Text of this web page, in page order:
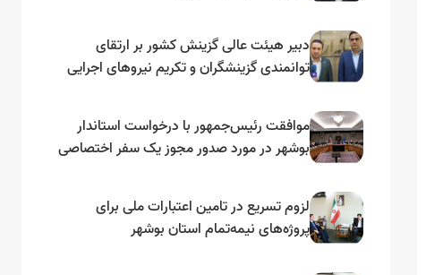
دبیر هیئت عالی گزینش کشور بر ارتقای
توانمندی گزینشگران و تکریم نیروهای اجرایی
موافقت رئیس‌جمهور با درخواست استاندار
بوشهر در مورد صدور مجوز یک سفر اختصاصی
لزوم تسریع در تامین اعتبارات ملی برای
پروژه‌های نیمه‌تمام استان بوشهر